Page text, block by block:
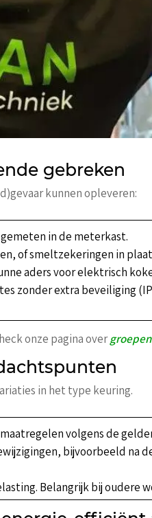
gebreken
kunnen opleveren:
in de meterkast.
of smeltzekeringen in
aders voor elektrisch
zonder extra beveiliging
onze pagina over
in het type keuring.
volgens de
bijvoorbeeld na
Belangrijk bij oudere